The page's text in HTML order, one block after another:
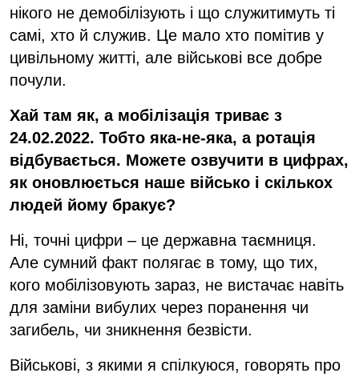
нікого не демобілізують і що служитимуть ті
самі, хто й служив. Це мало хто помітив у
цивільному житті, але військові все добре
почули.
Хай там як, а мобілізація триває з
24.02.2022. Тобто яка-не-яка, а ротація
відбувається. Можете озвучити в цифрах,
як оновлюється наше військо і скількох
людей йому бракує?
Ні, точні цифри – це державна таємниця.
Але сумний факт полягає в тому, що тих,
кого мобілізовують зараз, не вистачає навіть
для заміни вибулих через поранення чи
загибель, чи зникнення безвісти.
Військові, з якими я спілкуюся, говорять про